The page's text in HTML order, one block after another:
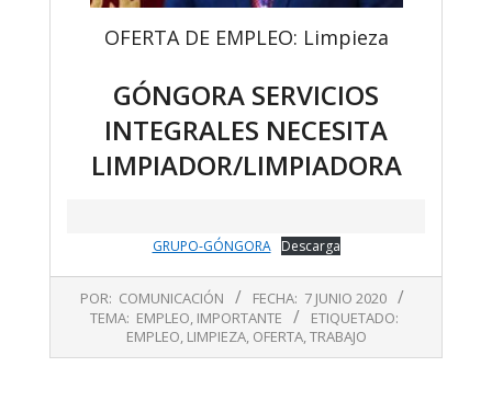
OFERTA DE EMPLEO: Limpieza
GÓNGORA SERVICIOS
INTEGRALES NECESITA
LIMPIADOR/LIMPIADORA
GRUPO-GÓNGORA Descarga
POR: COMUNICACIÓN FECHA: 7 JUNIO 2020
TEMA: EMPLEO, IMPORTANTE
ETIQUETADO:
EMPLEO, LIMPIEZA, OFERTA,TRABAJO